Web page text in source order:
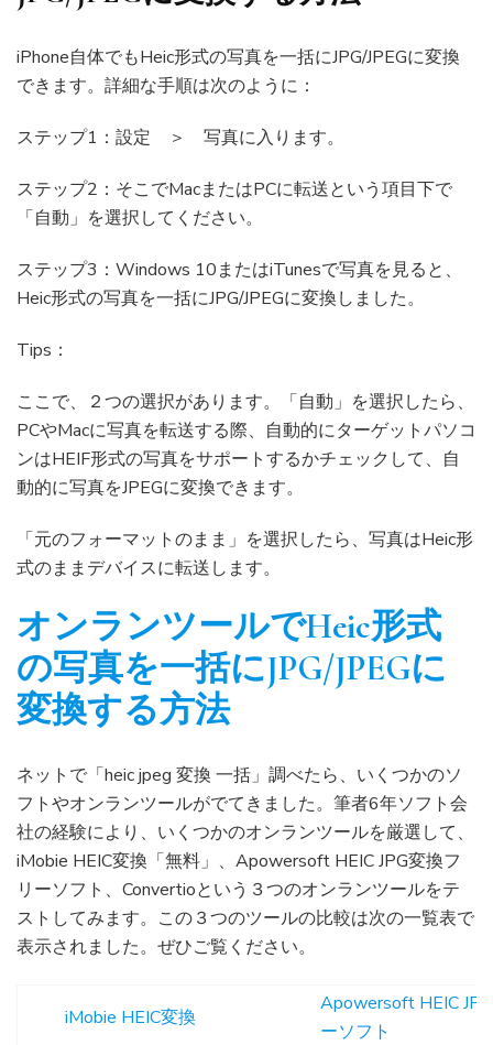
iPhone自体でもHeic形式の写真を一括にJPG/JPEGに変換
できます。詳細な手順は次のように：
ステップ1：設定 ＞ 写真に入ります。
ステップ2：そこでMacまたはPCに転送という項目下で
「自動」を選択してください。
ステップ3：Windows 10またはiTunesで写真を見ると、
Heic形式の写真を一括にJPG/JPEGに変換しました。
Tips：
ここで、２つの選択があります。「自動」を選択したら、
PCやMacに写真を転送する際、自動的にターゲットパソコ
ンはHEIF形式の写真をサポートするかチェックして、自
動的に写真をJPEGに変換できます。
「元のフォーマットのまま」を選択したら、写真はHeic形
式のままデバイスに転送します。
オンランツールでHeic形式
の写真を一括にJPG/JPEGに
変換する方法
ネットで「heic jpeg 変換 一括」調べたら、いくつかのソ
フトやオンランツールがでてきました。筆者6年ソフト会
社の経験により、いくつかのオンランツールを厳選して、
iMobie HEIC変換「無料」、Apowersoft HEIC JPG変換フ
リーソフト、Convertioという３つのオンランツールをテ
ストしてみます。この３つのツールの比較は次の一覧表で
表示されました。ぜひご覧ください。
iMobie HEIC変換
Apowersoft HEIC
ーソフト